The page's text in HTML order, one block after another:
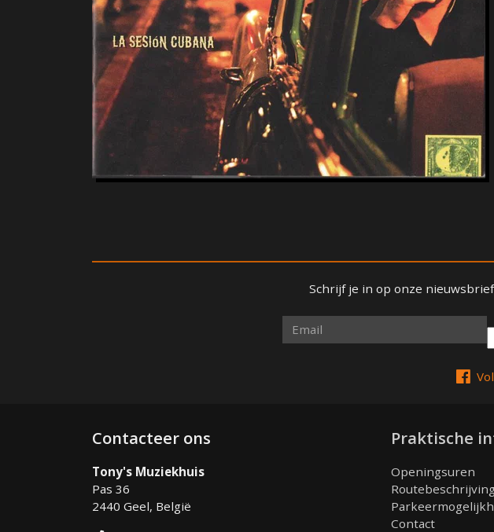
Schrijf je in op onze
Contacteer ons
Tony's Muziekhuis
Pas 36
2440 Geel, België
Praktische
Openingsuren
Contact